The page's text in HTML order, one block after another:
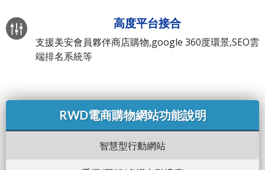
高度平台接合
支援美安會員夥伴商店購物,google 360度環景,SEO雲
端排名系統等
RWD電商購物網站功能說明
智慧型行動網站